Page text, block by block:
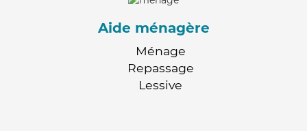
Aide ménagère
Ménage
Repassage
Lessive